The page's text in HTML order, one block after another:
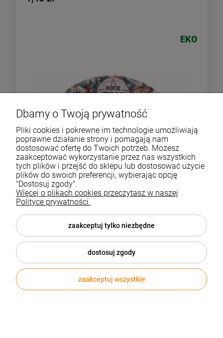
Bambusowy wachlarz z nadrukiem full kolor
Kod produktu:MPFN03
zapytaj o cenę
EKO
EKO
Dbamy o Twoją prywatność
Pliki cookies i pokrewne im technologie umożliwiają
poprawne działanie strony i pomagają nam
dostosować ofertę do Twoich potrzeb. Możesz
zaakceptować wykorzystanie przez nas wszystkich
tych plików i przejść do sklepu lub dostosować użycie
plików do swoich preferencji, wybierając opcję
"Dostosuj zgody".
Więcej o plikach cookies przeczytasz w naszej
Polityce prywatności.
zaakceptuj tylko niezbędne
dostosuj zgody
zaakceptuj wszystkie